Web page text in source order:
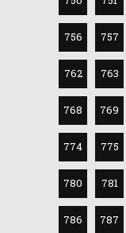
756 757
762 763
768 769
774 775
780 781
786 787